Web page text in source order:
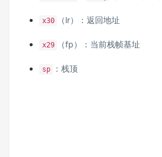
x30 （lr）：返回地址
x29 （fp）：当前栈帧基址
sp ：栈顶